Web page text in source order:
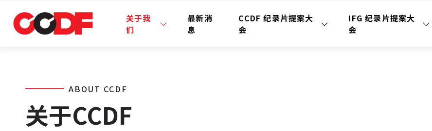
关于我
们
最新消
息
CCDF 纪录片提案大
会
IFG 纪录片提案大
会
ABOUT CCDF
关于CCDF